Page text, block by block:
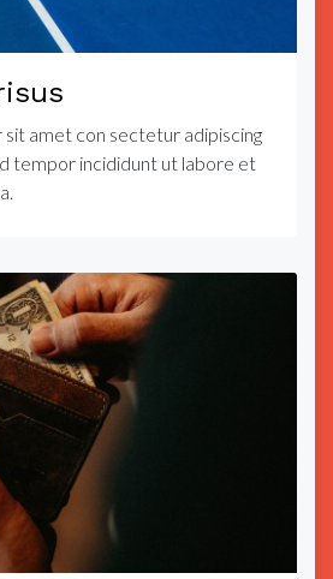
amet con sectetur adipiscing
tempor incididunt ut labore et